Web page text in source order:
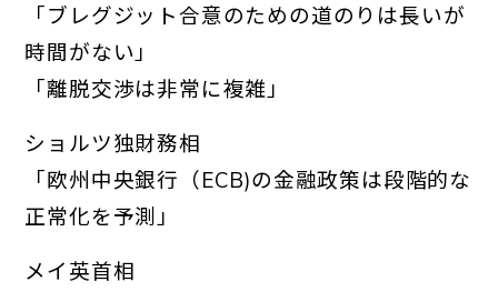
「ブレグジット合意のための道のりは長いが
時間がない」
「離脱交渉は非常に複雑」
ショルツ独財務相
「欧州中央銀行（ECB)の金融政策は段階的な
正常化を予測」
メイ英首相